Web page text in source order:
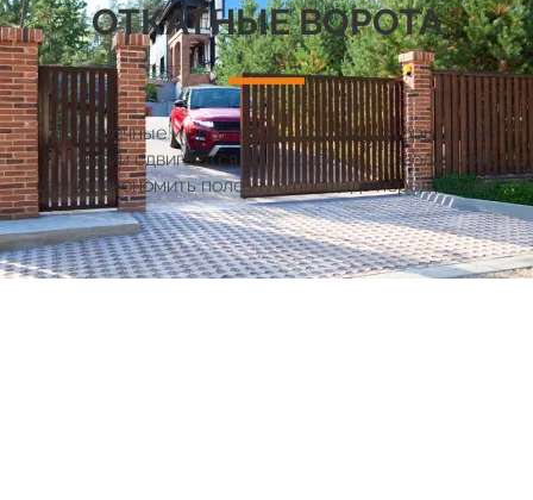
ОТКАТНЫЕ ВОРОТА
Долговечные и практичные ворота, которые при
открытии сдвигаются вдоль забора, позволяя тем
самым экономить полезную площадь перед домом.